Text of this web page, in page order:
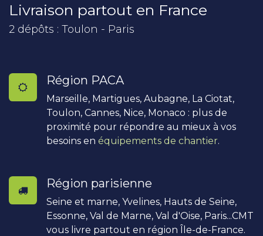
Livraison partout en France
2 dépôts : Toulon - Paris
Région PACA
Marseille, Martigues, Aubagne, La Ciotat,
Toulon, Cannes, Nice, Monaco : plus de
proximité pour répondre au mieux à vos
besoins en équipements de chantier.
Région parisienne
Seine et marne, Yvelines, Hauts de Seine,
Essonne, Val de Marne, Val d'Oise, Paris...CMT
vous livre partout en région Île-de-France.